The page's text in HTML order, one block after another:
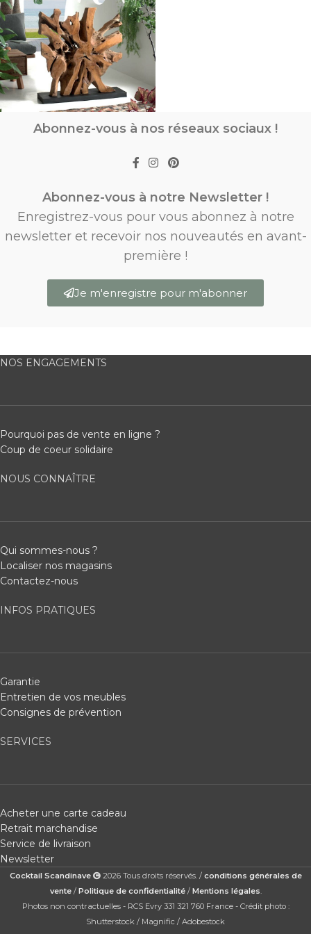
Abonnez-vous à nos réseaux sociaux !
Abonnez-vous à notre Newsletter !
Enregistrez-vous pour vous abonnez à notre
newsletter et recevoir nos nouveautés en avant-
première !
Je m'enregistre pour m'abonner
NOS ENGAGEMENTS
Pourquoi pas de vente en ligne ?
Coup de coeur solidaire
NOUS CONNAÎTRE
Qui sommes-nous ?
Localiser nos magasins
Contactez-nous
INFOS PRATIQUES
Garantie
Entretien de vos meubles
Consignes de prévention
SERVICES
Acheter une carte cadeau
Retrait marchandise
Service de livraison
Newsletter
Cocktail Scandinave 2026 Tous droits réservés. / conditions générales de
vente/ Politique de confidentialité/ Mentions légales.
Photos non contractuelles - RCS Evry 331 321 760 France - Crédit photo :
Shutterstock / Magnific / Adobestock